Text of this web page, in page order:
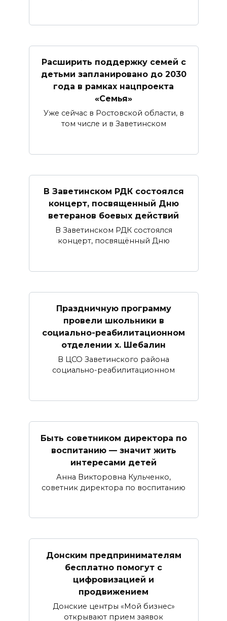
Расширить поддержку семей с
детьми запланировано до 2030
года в рамках нацпроекта
«Семья»
Уже сейчас в Ростовской области, в
том числе и в Заветинском
В Заветинском РДК состоялся
концерт, посвященный Дню
ветеранов боевых действий
В Заветинском РДК состоялся
концерт, посвящённый Дню
Праздничную программу
провели школьники в
социально-реабилитационном
отделении х. Шебалин
В ЦСО Заветинского района
социально-реабилитационном
Быть советником директора по
воспитанию — значит жить
интересами детей
Анна Викторовна Кульченко,
советник директора по воспитанию
Донским предпринимателям
бесплатно помогут с
цифровизацией и
продвижением
Донские центры «Мой бизнес»
открывают прием заявок